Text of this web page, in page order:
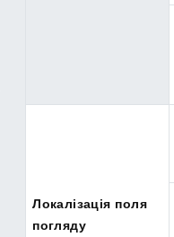
Локалізація поля
погляду